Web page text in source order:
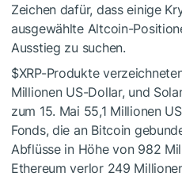
Zeichen dafür, dass einige
ausgewählte Altcoin-
Ausstieg zu suchen.
$XRP-Produkte
Millionen US-Dollar, und
zum 15. Mai 55,1 Millionen
Fonds, die an Bitcoin
Abflüsse in Höhe von 982
Ethereum verlor 249